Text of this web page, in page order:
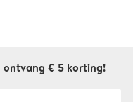
ontvang € 5 korting!